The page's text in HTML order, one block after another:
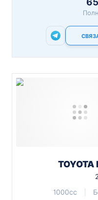
TOYOTA
1000cc